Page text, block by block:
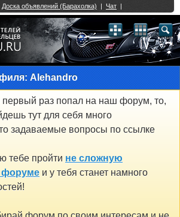
Alehandro
первый раз попал на наш форум, то,
тут для себя много
задаваемые вопросы по ссылке
тебе пройти не сложную
форуме и у тебя станет намного
Sign On provided byvBSSO
12 13 14 15 16 17 18 21 22 23 24 25 26
32 33 34 35 36 37 38 39 40 41 42 43